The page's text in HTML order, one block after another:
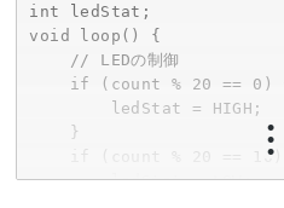
int ledStat;
void loop() {
        ledStat = LOW;